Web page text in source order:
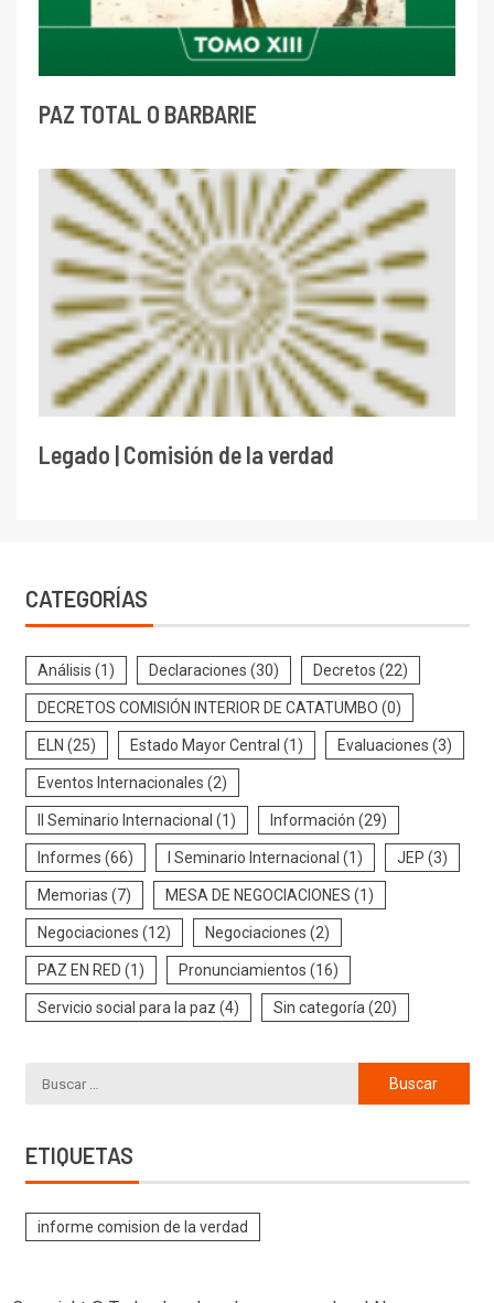
PAZ TOTAL O BARBARIE
Legado | Comisión de la verdad
CATEGORÍAS
Análisis (1) Declaraciones (30) Decretos (22)
DECRETOS COMISIÓN INTERIOR DE CATATUMBO (0)
ELN (25) Estado Mayor Central (1) Evaluaciones (3)
Eventos Internacionales (2)
II Seminario Internacional (1) Información (29)
Informes (66) I Seminario Internacional (1) JEP (3)
Memorias (7) MESA DE NEGOCIACIONES (1)
Negociaciones (12) Negociaciones (2)
PAZ EN RED (1) Pronunciamientos (16)
Servicio social para la paz (4) Sin categoría(20)
ETIQUETAS
informe comision de la verdad